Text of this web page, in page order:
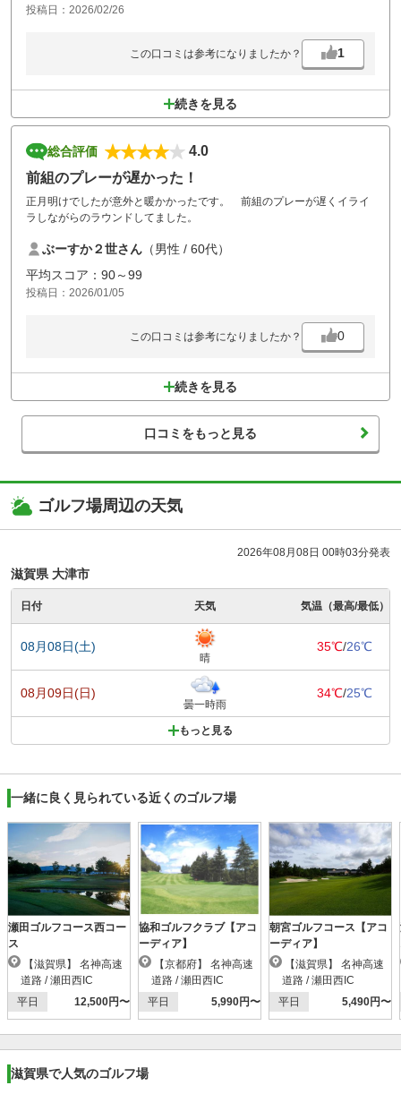
投稿日：2026/02/26
この口コミは参考になりましたか？ 1
続きを見る
総合評価
4.0
前組のプレーが遅かった！
正月明けでしたが意外と暖かかったです。 前組のプレーが遅くイライ
ラしながらのラウンドしてました。
ぶーすか２世さん （男性 / 60代）
平均スコア：90～99
投稿日：2026/01/05
この口コミは参考になりましたか？ 0
続きを見る
口コミをもっと見る
ゴルフ場周辺の天気
2026年08月08日 00時03分発表
滋賀県 大津市
日付 天気 気温（最高/最低）
08月08日(土)
晴
35℃/26℃
08月09日(日)
曇一時雨
34℃/25℃
もっと見る
一緒に良く見られている近くのゴルフ場
瀬田ゴルフコース西コー
ス
道路 / 瀬田西IC
平日
12,500円〜
協和ゴルフクラブ【アコ
ーディア】
道路 / 瀬田西IC
平日
5,990円〜
朝宮ゴルフコース【アコ
ーディア】
道路 / 瀬田西IC
平日
5,490円〜
滋賀県で人気のゴルフ場